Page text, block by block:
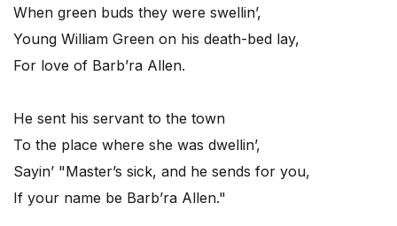
When green buds they were swellin’,
Young William Green on his death-bed lay,
For love of Barb’ra Allen.
He sent his servant to the town
To the place where she was dwellin’,
Sayin’ "Master’s sick, and he sends for you,
If your name be Barb’ra Allen."